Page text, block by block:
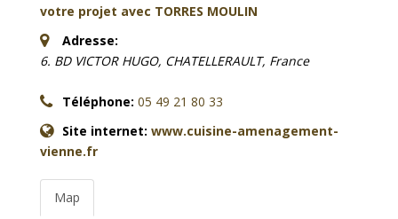
votre projet avec TORRES MOULIN
Adresse:
6. BD VICTOR HUGO, CHATELLERAULT, France
Téléphone: 05 49 21 80 33
Site internet: www.cuisine-amenagement-
vienne.fr
Map